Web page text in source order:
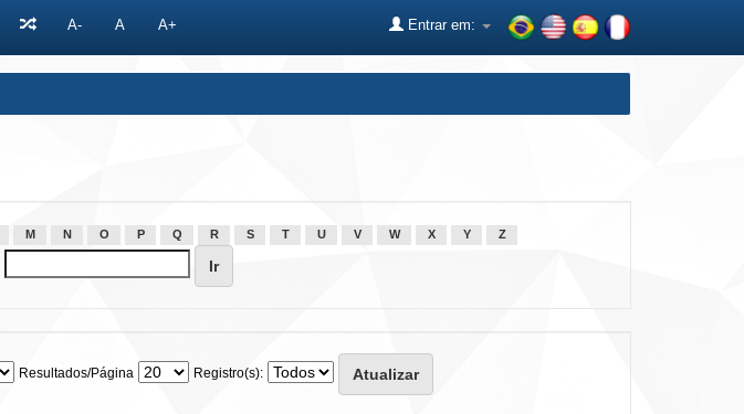
A- A A+ Entrar em:
M N O P Q R S T U V W X Y Z
Resultados/Página Registro(s):